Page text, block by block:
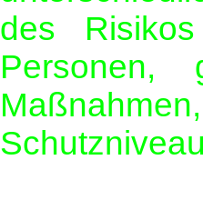
des
Personen,